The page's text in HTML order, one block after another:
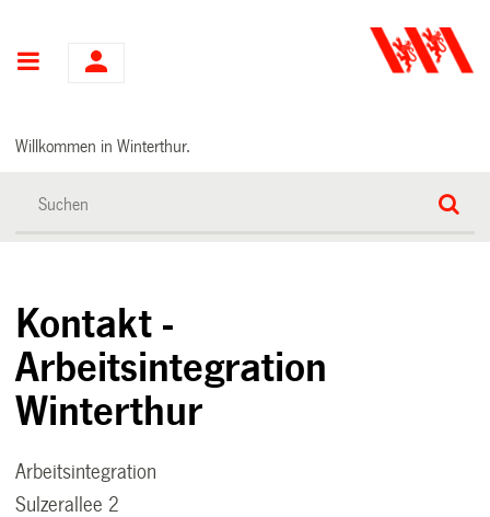
Hauptnavigation
Willkommen in Winterthur.
Kontakt -
Arbeitsintegration
Winterthur
Arbeitsintegration
Sulzerallee 2